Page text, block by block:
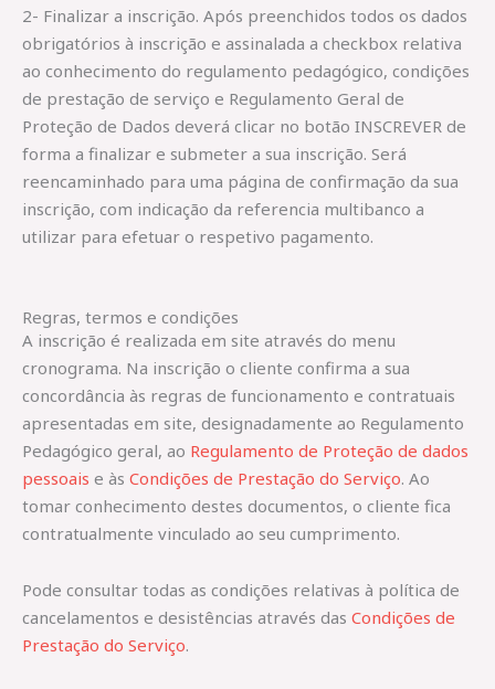
2- Finalizar a inscrição. Após preenchidos todos os dados
obrigatórios à inscrição e assinalada a checkbox relativa
ao conhecimento do regulamento pedagógico, condições
de prestação de serviço e Regulamento Geral de
Proteção de Dados deverá clicar no botão INSCREVER de
forma a finalizar e submeter a sua inscrição. Será
reencaminhado para uma página de confirmação da sua
inscrição, com indicação da referencia multibanco a
utilizar para efetuar o respetivo pagamento.
Regras, termos e condições
A inscrição é realizada em site através do menu
cronograma. Na inscrição o cliente confirma a sua
concordância às regras de funcionamento e contratuais
apresentadas em site, designadamente ao Regulamento
Pedagógico geral, ao Regulamento de Proteção de dados
pessoais e às Condições de Prestação do Serviço. Ao
tomar conhecimento destes documentos, o cliente fica
contratualmente vinculado ao seu cumprimento.
Pode consultar todas as condições relativas à política de
cancelamentos e desistências através das Condições de
Prestação do Serviço.